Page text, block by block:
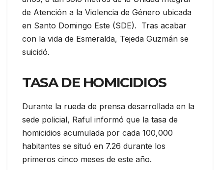
de Atención a la Violencia de Género ubicada
en Santo Domingo Este (SDE). Tras acabar
con la vida de Esmeralda, Tejeda Guzmán se
suicidó.
TASA DE HOMICIDIOS
Durante la rueda de prensa desarrollada en la
sede policial, Raful informó que la tasa de
homicidios acumulada por cada 100,000
habitantes se situó en 7.26 durante los
primeros cinco meses de este año.